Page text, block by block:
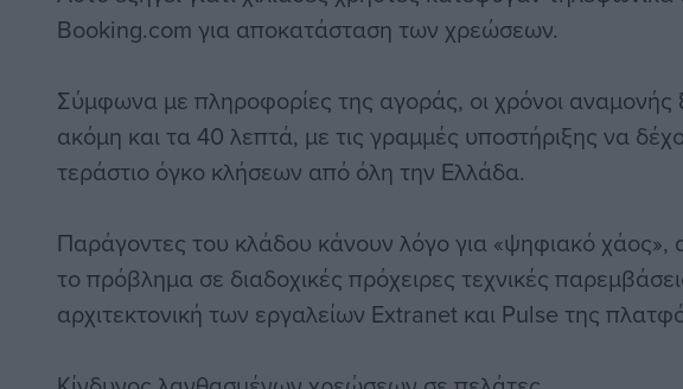
Booking.com για αποκατάσταση των χρεώσεων.
Σύμφωνα με πληροφορίες της αγοράς, οι χρόνοι αναμονής
ακόμη και τα 40 λεπτά, με τις γραμμές υποστήριξης να
τεράστιο όγκο κλήσεων από όλη την Ελλάδα.
Παράγοντες του κλάδου κάνουν λόγο για «ψηφιακό χάος»,
το πρόβλημα σε διαδοχικές πρόχειρες τεχνικές
αρχιτεκτονική των εργαλείων Extranet και Pulse της